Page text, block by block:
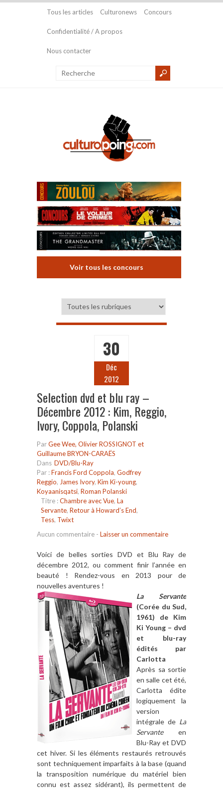
Tous les articles Culturonews Concours
Confidentialité / A propos
Nous contacter
Voir tous les concours
30
Déc
2012
Selection dvd et blu ray –
Décembre 2012 : Kim, Reggio,
Ivory, Coppola, Polanski
ParGee Wee, Olivier ROSSIGNOT et
Guillaume BRYON-CARAËS
Dans DVD/Blu-Ray
Par :Francis Ford Coppola, Godfrey
Reggio, James Ivory, Kim Ki-young,
Koyaanisqatsi, Roman Polanski
Titre :Chambre avec Vue, La
Servante, Retour à Howard’s End,
Tess, Twixt
Aucun commentaire - Laisser un commentaire
Voici de belles sorties DVD et Blu Ray de
décembre 2012, ou comment finir l’année en
beauté ! Rendez-vous en 2013 pour de
nouvelles aventures !
La Servante
(Corée du Sud,
1961) de Kim
Ki Young – dvd
et blu-ray
édités par
Carlotta
Après sa sortie
en salle cet été,
Carlotta édite
logiquement la
version
intégrale de La
Servanteen
Blu-Ray et DVD
cet hiver. Si les éléments restaurés retrouvés
sont techniquement imparfaits à la base (quand
la transposition numérique du matériel bien
connu est assez sidérant), ils permettent de